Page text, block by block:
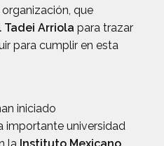
que
Tadei Arriola para trazar
para cumplir en esta
iniciado
importante universidad